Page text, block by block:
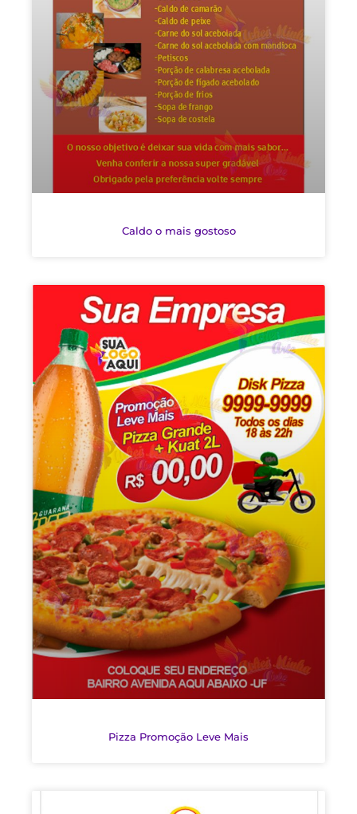
Caldo o mais gostoso
Pizza Promoção Leve Mais